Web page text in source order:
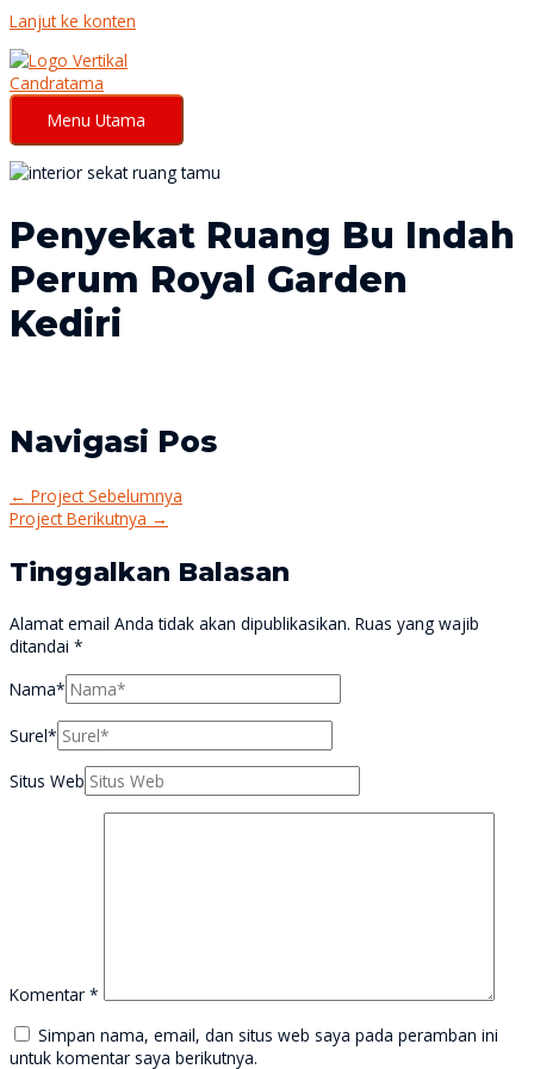
Lanjut ke konten
Menu Utama
Penyekat Ruang Bu Indah
Perum Royal Garden
Kediri
Navigasi Pos
← Project Sebelumnya
Project Berikutnya →
Tinggalkan Balasan
Alamat email Anda tidak akan dipublikasikan. Ruas yang wajib
ditandai *
Nama*
Surel*
Situs Web
Komentar *
Simpan nama, email, dan situs web saya pada peramban ini
untuk komentar saya berikutnya.